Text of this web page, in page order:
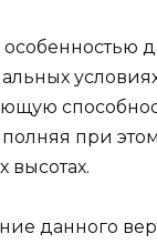
при
высотах.
данного